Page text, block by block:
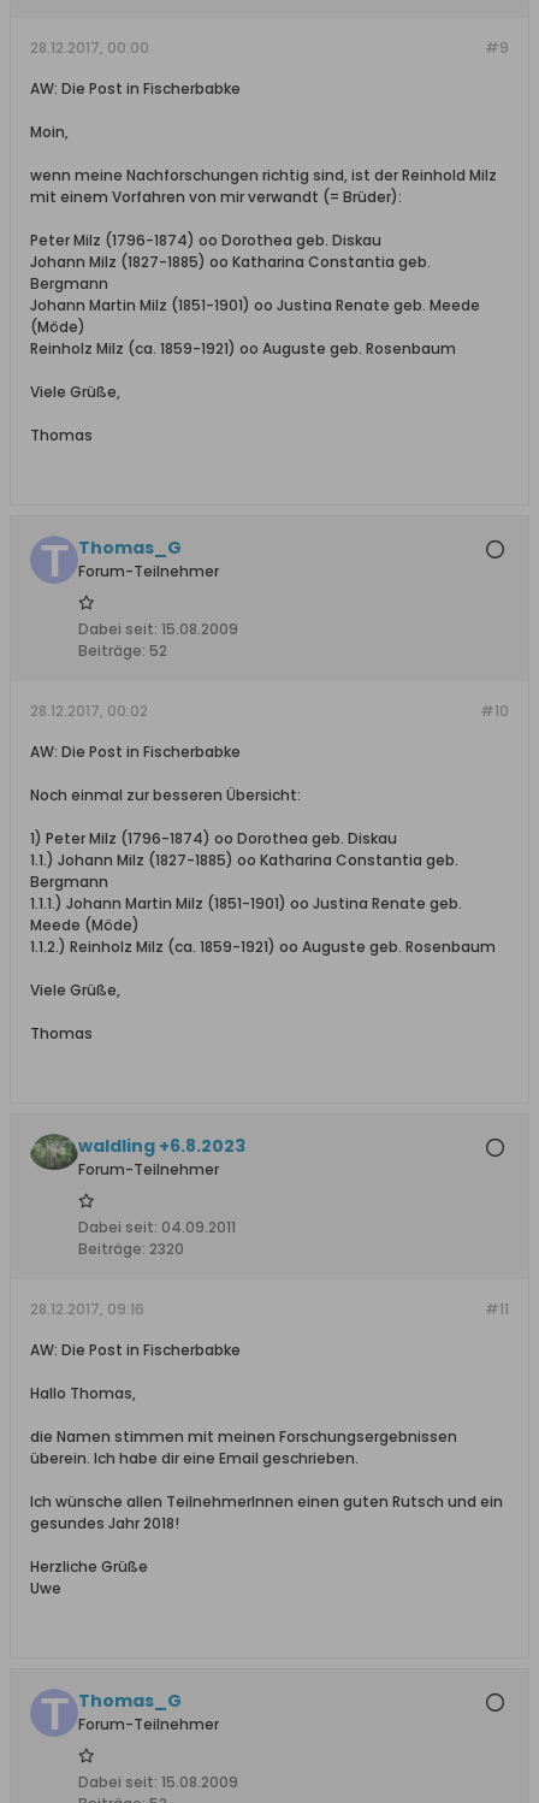
#9
28.12.2017, 00:00
AW: Die Post in Fischerbabke
Moin,
wenn meine Nachforschungen richtig sind, ist der Reinhold Milz
mit einem Vorfahren von mir verwandt (= Brüder):
Peter Milz (1796-1874) oo Dorothea geb. Diskau
Johann Milz (1827-1885) oo Katharina Constantia geb.
Bergmann
Johann Martin Milz (1851-1901) oo Justina Renate geb. Meede
(Möde)
Reinholz Milz (ca. 1859-1921) oo Auguste geb. Rosenbaum
Viele Grüße,
Thomas
Thomas_G
Forum-Teilnehmer
Dabei seit: 15.08.2009
Beiträge: 52
#10
28.12.2017, 00:02
AW: Die Post in Fischerbabke
Noch einmal zur besseren Übersicht:
1) Peter Milz (1796-1874) oo Dorothea geb. Diskau
1.1.) Johann Milz (1827-1885) oo Katharina Constantia geb.
Bergmann
1.1.1.) Johann Martin Milz (1851-1901) oo Justina Renate geb.
Meede (Möde)
1.1.2.) Reinholz Milz (ca. 1859-1921) oo Auguste geb. Rosenbaum
Viele Grüße,
Thomas
waldling +6.8.2023
Forum-Teilnehmer
Dabei seit: 04.09.2011
Beiträge: 2320
#11
28.12.2017, 09:16
AW: Die Post in Fischerbabke
Hallo Thomas,
die Namen stimmen mit meinen Forschungsergebnissen
überein. Ich habe dir eine Email geschrieben.
Ich wünsche allen TeilnehmerInnen einen guten Rutsch und ein
gesundes Jahr 2018!
Herzliche Grüße
Uwe
Thomas_G
Forum-Teilnehmer
Dabei seit: 15.08.2009